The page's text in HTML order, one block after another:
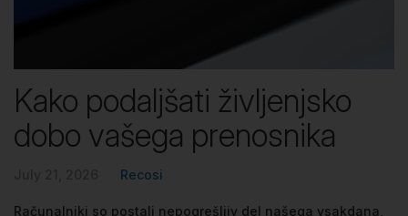
Kako podaljšati življenjsko
dobo vašega prenosnika
Recosi
Računalniki so postali nepogrešljiv del našega vsakdana,